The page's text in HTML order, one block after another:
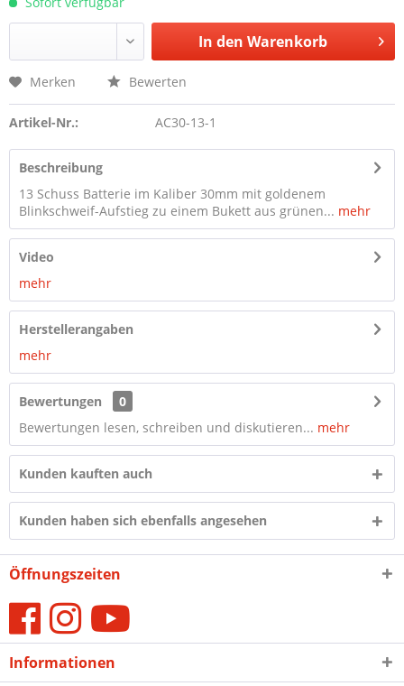
In den Warenkorb
Merken Bewerten
Artikel-Nr.: AC30-13-1
Beschreibung
13 Schuss Batterie im Kaliber 30mm mit goldenem
Blinkschweif-Aufstieg zu einem Bukett aus grünen... mehr
Video
mehr
Herstellerangaben
mehr
Bewertungen
0
Bewertungen lesen, schreiben und diskutieren... mehr
Kunden kauften auch
Kunden haben sich ebenfalls angesehen
Öffnungszeiten
Informationen